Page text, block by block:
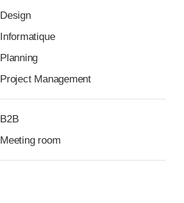
Design
Informatique
Planning
Project Management
B2B
Meeting room